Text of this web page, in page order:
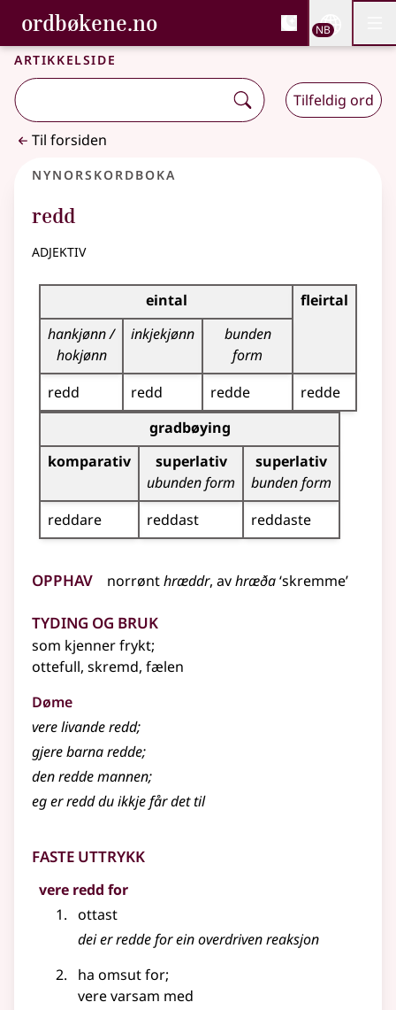
Gå til hovedinnhold
Tilgjengelighet
ordbøkene.no, Bokmålsordboka og
Bokmålsordboka og Nynorskordboka
NB
Artikkelside
Tilfeldig ord
Til forsiden
Nynorskordboka
redd
adjektiv
Bøyningstabell for dette adjektivet
eintal
fleirtal
hankjønn /
hokjønn
inkjekjønn
bunden
form
redd
redd redde
redde
Bøyningstabell for dette adjektivet (gradbøyning)
gradbøying
komparativ
superlativ
ubunden form
superlativ
bunden form
reddare
reddast reddaste
Opphav norrønthræddr, avhræða‘skremme’
Tyding og bruk
som kjenner frykt;
ottefull, skremd, fælen
Døme
vere livande redd;
gjere barna redde;
den redde mannen;
eg er redd du ikkje får det til
Faste uttrykk
vere redd for
ottast
dei er redde for ein overdriven reaksjon
ha omsut for;
vere varsam med